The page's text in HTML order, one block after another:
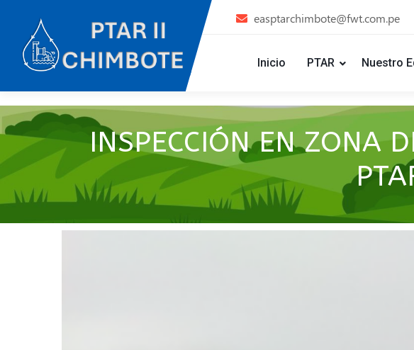
easptarchimbote@fwt.com.pe
Inicio PTAR Nuestro
INSPECCIÓN EN ZONA